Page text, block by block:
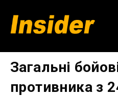
вмісту
Загальні
противника з